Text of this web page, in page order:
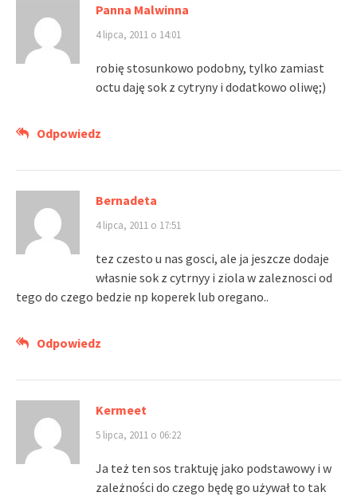
Panna Malwinna
4 lipca, 2011 o 14:01
robię stosunkowo podobny, tylko zamiast
octu daję sok z cytryny i dodatkowo oliwę;)
Odpowiedz
Bernadeta
4 lipca, 2011 o 17:51
tez czesto u nas gosci, ale ja jeszcze dodaje
własnie sok z cytrnyy i ziola w zaleznosci od
tego do czego bedzie np koperek lub oregano..
Odpowiedz
Kermeet
5 lipca, 2011 o 06:22
Ja też ten sos traktuję jako podstawowy i w
zależności do czego będę go używał to tak